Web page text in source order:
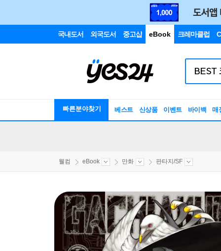
국내도서 외국도서 중고샵 eBook 크레마클럽
빠른분야찾기 베스트 신상품 이벤트 바이백 매
웰컴 eBook 만화 판타지/SF